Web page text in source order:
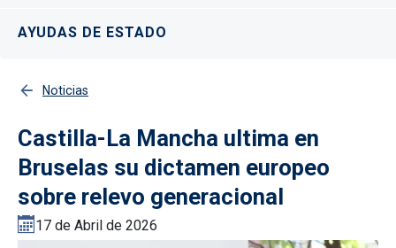
AYUDAS DE ESTADO
Noticias
Castilla-La Mancha ultima en
Bruselas su dictamen europeo
sobre relevo generacional
17 de Abril de 2026